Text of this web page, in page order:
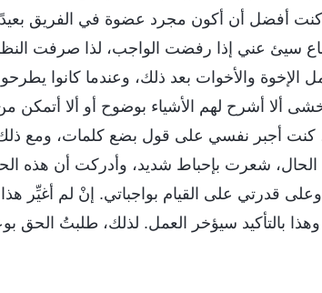
أفضل أن أكون مجرد عضوة في الفريق
سيئ عني إذا رفضت الواجب، لذا صرفت
الإخوة والأخوات بعد ذلك، وعندما كانوا
ألا أشرح لهم الأشياء بوضوح أو ألا أتمكن
كنت أجبر نفسي على قول بضع كلمات، ومع
شعرت بإحباط شديد، وأدركت أن هذه
قدرتي على القيام بواجباتي. إنْ لم أغيِّر هذا
بالتأكيد سيؤخر العمل. لذلك، طلبتُ الحق